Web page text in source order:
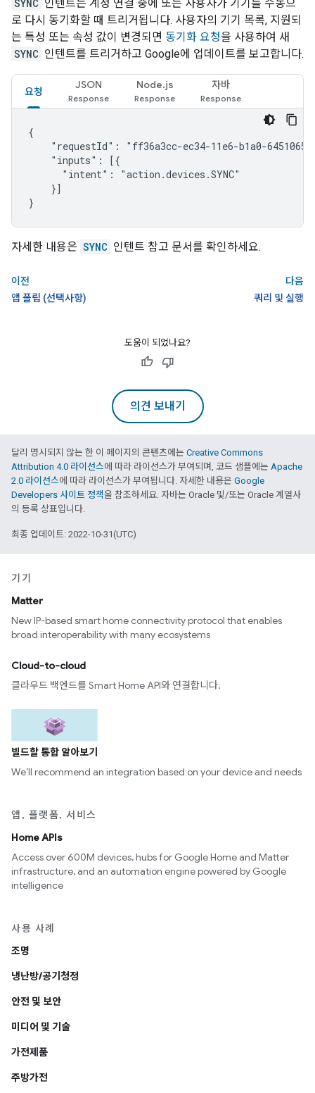
SYNC 인텐트는 계정 연결 중에 또는 사용자가 기기를 수동으
로 다시 동기화할 때 트리거됩니다. 사용자의 기기 목록, 지원되
는 특성 또는 속성 값이 변경되면 동기화 요청을 사용하여 새
SYNC 인텐트를 트리거하고 Google에 업데이트를 보고합니다.
요청
JSON Node.js 자바
{
"requestId": "ff36a3cc-ec34-11e6-b1a0-
    "inputs": [{
      "intent": "action.devices.SYNC"
    }]
}
자세한 내용은 SYNC 인텐트 참고 문서를 확인하세요.
이전
앱 플립 (선택사항)
다음
쿼리 및 실행
도움이 되었나요?
의견 보내기
달리 명시되지 않는 한 이 페이지의 콘텐츠에는 Creative Commons
Attribution 4.0 라이선스에 따라 라이선스가 부여되며, 코드 샘플에는 Apache
2.0 라이선스에 따라 라이선스가 부여됩니다. 자세한 내용은 Google
Developers 사이트 정책을 참조하세요. 자바는 Oracle 및/또는 Oracle 계열사
의 등록 상표입니다.
최종 업데이트: 2022-10-31(UTC)
기기
Matter
New IP-based smart home connectivity protocol that enables
broad interoperability with many ecosystems
Cloud-to-cloud
클라우드 백엔드를 Smart Home API와 연결합니다.
빌드할 통합 알아보기
We’ll recommend an integration based on your device and needs
앱, 플랫폼, 서비스
Home APIs
Access over 600M devices, hubs for Google Home and Matter
infrastructure, and an automation engine powered by Google
intelligence
사용 사례
조명
냉난방/공기청정
안전 및 보안
미디어 및 기술
가전제품
주방가전